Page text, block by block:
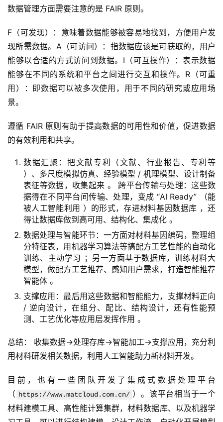
数据管理方面需要注意的是 FAIR 原则。
F（可发现）：意味着数据能够被容易地找到，方便用户发
现所需数据。A（可访问）：指数据应该是可获取的，用户
能够以合适的方式访问到数据。I（可互操作）：表示数据
能够在不同的系统和平台之间进行交互和操作。R（可重
用）：即数据可以被多次使用，用于不同的研究或应用场
景。
遵循 FAIR 原则有助于提高数据的可用性和价值，促进数据
的有效利用和共享。
数据汇聚：把文献专利（文献、行业报告、专利等
）、多尺度模拟仿真、经验模型 / 机理模型、设计制备
表征等数据，收集起来 。 跨平台传输与处理：这些数
据得在不同平台间传输、处理，变成 “AI Ready” （能
被人工智能利用 ）的形式，存进材料基因数据库 ，还
得让数据库做到高可用、结构化、集成化 。
数据处理与智能环节：一方面对材料基因编码，整理组
分特征表，用机器学习算法等搞配方工艺性能的自动化
训练、主动学习 ；另一方面基于数据库，训练材料大
模型，做配方工艺推荐、感知用户需求，打造智能推荐
智能体 。
支撑应用：最后用这些数据和智能能力，支撑材料正向
/ 逆向设计，在组分、配比、结构设计，还有性能预
测、工艺优化等应用层发挥作用 。
总结： 收集数据→处理存库→智能加工→支撑应用，充分利
用材料研发相关数据，利用人工智能助力新材料开发。
目前，也有一些团队开发了集成式数据处理平台
（ https://www.matcloud.com.cn/ ）。该平台相当于一个
材料建模工具、高性能计算集群，材料数据库、以及机器学